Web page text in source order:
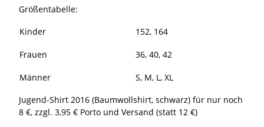
Größentabelle:
Kinder
152, 164
Frauen 36, 40, 42
Männer
S, M, L, XL
Jugend-Shirt 2016 (Baumwollshirt, schwarz) für nur noch
8 €, zzgl. 3,95 € Porto und Versand (statt 12 €)